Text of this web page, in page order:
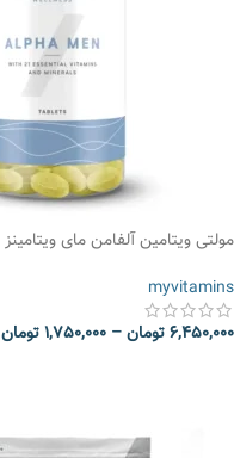
myvitamins
6,450,000تومان–
1,750,000تومان